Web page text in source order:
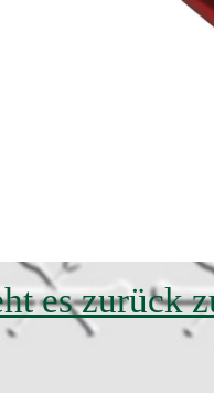
es zurück